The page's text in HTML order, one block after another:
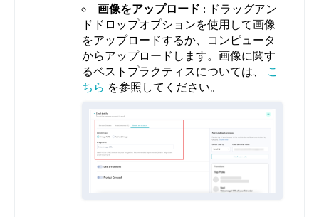
画像をアップロード : ドラッグアン
ドドロップオプションを使用して画像
をアップロードするか、コンピュータ
からアップロードします。画像に関す
るベストプラクティスについては、 こ
ちら を参照してください。